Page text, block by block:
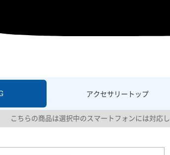
アクセサリー トップ
こちらの商品は選択中のスマートフォンには対応し